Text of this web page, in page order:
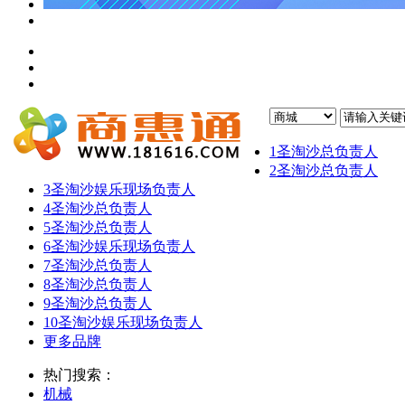
1圣淘沙总负责人
2圣淘沙总负责人
3圣淘沙娱乐现场负责人
4圣淘沙总负责人
5圣淘沙总负责人
6圣淘沙娱乐现场负责人
7圣淘沙总负责人
8圣淘沙总负责人
9圣淘沙总负责人
10圣淘沙娱乐现场负责人
更多品牌
热门搜索：
机械